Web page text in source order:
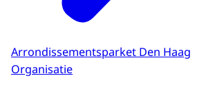
Arrondissementsparket Den Haag
Organisatie